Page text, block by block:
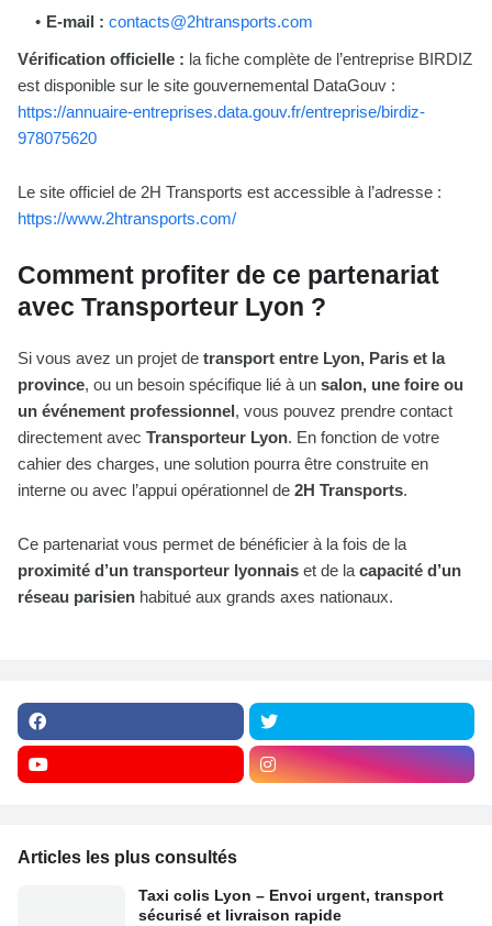
E-mail : contacts@2htransports.com
Vérification officielle : la fiche complète de l’entreprise BIRDIZ
est disponible sur le site gouvernemental DataGouv :
https://annuaire-entreprises.data.gouv.fr/entreprise/birdiz-
978075620
Le site officiel de 2H Transports est accessible à l’adresse :
https://www.2htransports.com/
Comment profiter de ce partenariat
avec Transporteur Lyon ?
Si vous avez un projet de transport entre Lyon, Paris et la
province, ou un besoin spécifique lié à un salon, une foire ou
un événement professionnel, vous pouvez prendre contact
directement avec Transporteur Lyon. En fonction de votre
cahier des charges, une solution pourra être construite en
interne ou avec l’appui opérationnel de 2H Transports.
Ce partenariat vous permet de bénéficier à la fois de la
proximité d’un transporteur lyonnais et de la capacité d’un
réseau parisien habitué aux grands axes nationaux.
Articles les plus consultés
Taxi colis Lyon – Envoi urgent, transport
sécurisé et livraison rapide